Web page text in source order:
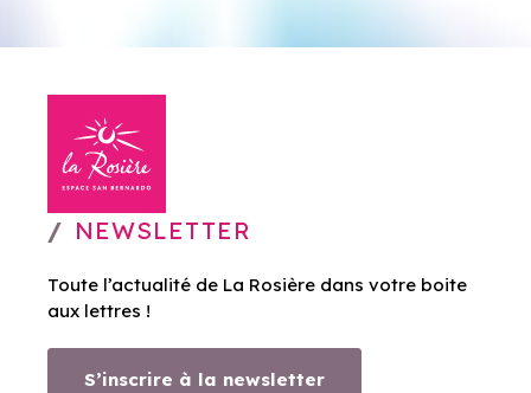
NEWSLETTER
Toute l’actualité de La Rosière dans votre boite
aux lettres !
S’inscrire à la newsletter